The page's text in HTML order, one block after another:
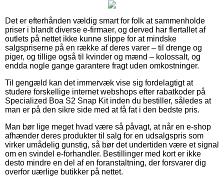
Det er efterhånden vældig smart for folk at sammenholde
priser i blandt diverse e-firmaer, og derved har flertallet af
outlets på nettet ikke kunne slippe for at mindske
salgspriserne på en række af deres varer – til drenge og
piger, og tillige også til kvinder og mænd – kolossalt, og
endda nogle gange garantere fragt uden omkostninger.
Til gengæld kan det immervæk vise sig fordelagtigt at
studere forskellige internet webshops efter rabatkoder på
Specialized Boa S2 Snap Kit inden du bestiller, således at
man er på den sikre side med at få fat i den bedste pris.
Man bør lige meget hvad være så påvagt, at når en e-shop
afhænder deres produkter til salg for en udsalgspris som
virker umådelig gunstig, så bør det undertiden være et signal
om en svindel e-forhandler. Bestillinger med kort er ikke
desto mindre en del af en foranstaltning, der forsvarer dig
overfor uærlige butikker på nettet.